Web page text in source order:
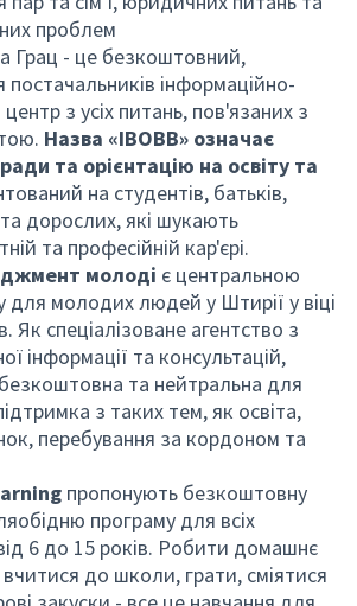
проблем
Грац - це безкоштовний,
інформаційно-
з усіх питань, пов'язаних з
Назва «IBOBB» означає
та орієнтацію на освіту та
на студентів, батьків,
дорослих, які шукають
та професійній кар'єрі.
молоді є центральною
для молодих людей у Штирії у віці
Як спеціалізоване агентство з
інформації та консультацій,
безкоштовна та нейтральна для
з таких тем, як освіта,
перебування за кордоном та
пропонують безкоштовну
програму для всіх
6 до 15 років. Робити домашнє
до школи, грати, сміятися